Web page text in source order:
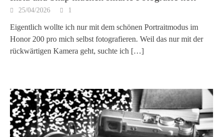
25/04/2026 1
Eigentlich wollte ich nur mit dem schönen Portraitmodus im
Honor 200 pro mich selbst fotografieren. Weil das nur mit der
rückwärtigen Kamera geht, suchte ich […]